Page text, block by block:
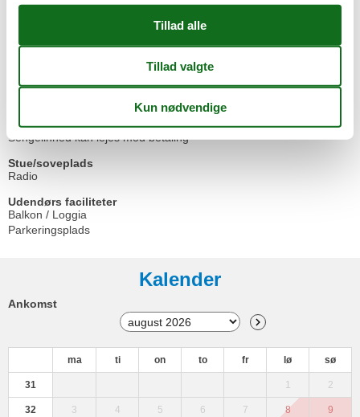
Komfur (4 kogeplader)
Toaster
Service
Sengelinned kan lejes mod betaling
Stue/soveplads
Radio
Udendørs faciliteter
Balkon / Loggia
Parkeringsplads
Kalender
Ankomst
ma ti on to fr lø sø
31 1 2
32 3 4 5 6 7 8 9